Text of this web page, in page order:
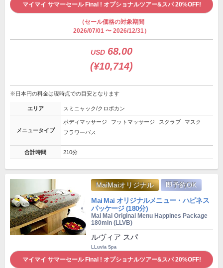
マイマイ サマーセール Final ! オプショナルツアー&スパ 20%OFF!
（セール価格の対象期間
2026/07/01 〜 2026/12/31）
USD 68.00
(¥10,714)
※日本円の料金は現時点での目安となります
エリア スミニャック/クロボカン
メニュータイプ
ボディマッサージ フットマッサージ スクラブ
マスク
フラワーバス
合計時間 210分
MaiMaiオリジナル
即予約OK
Mai Mai オリジナルメニュー・ハピネス
パッケージ (180分)
Mai Mai Original Menu Happines Package
180min (LLVB)
ルヴィア スパ
LLuvia Spa
マイマイ サマーセール Final ! オプショナルツアー&スパ 20%OFF!